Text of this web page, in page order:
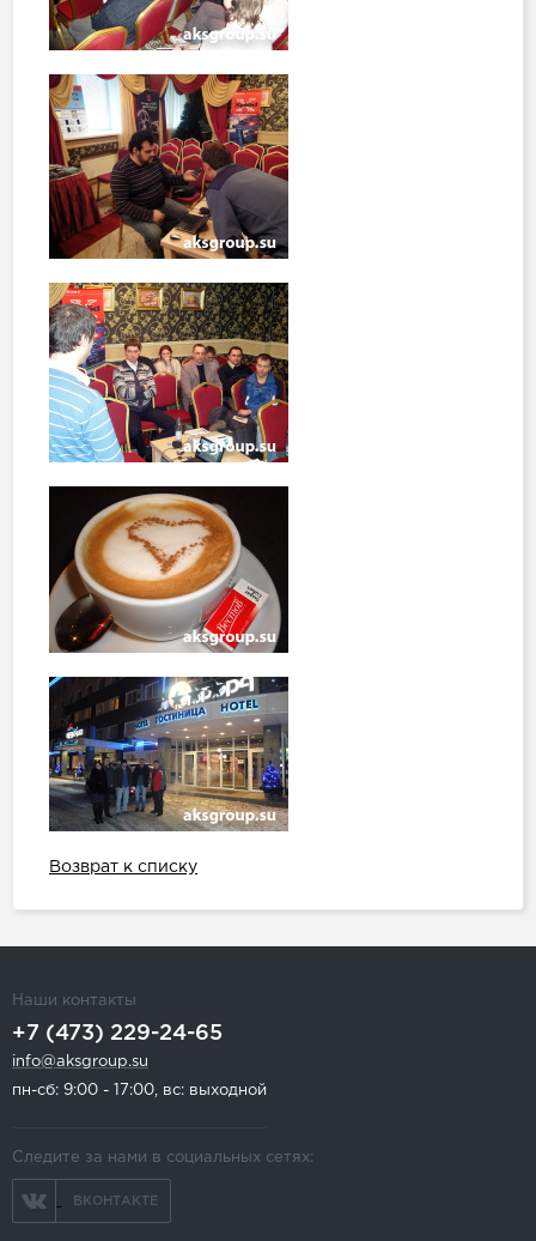
Возврат к списку
Наши контакты
+7 (473) 229-24-65
info@aksgroup.su
пн-сб: 9:00 - 17:00, вс: выходной
Следите за нами в социальных сетях:
ВКОНТАКТЕ